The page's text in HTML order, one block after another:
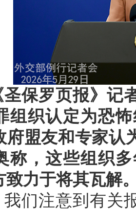
圣保罗页报》记
组织认定为恐
府盟友和专家认
称，这些组织
致力于将其瓦解
我们注意到有关